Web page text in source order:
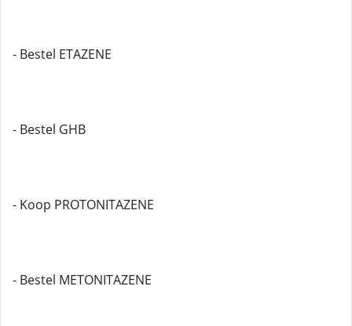
- Bestel ETAZENE
- Bestel GHB
- Koop PROTONITAZENE
- Bestel METONITAZENE